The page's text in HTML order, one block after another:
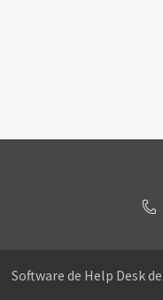
Software de Help Desk de